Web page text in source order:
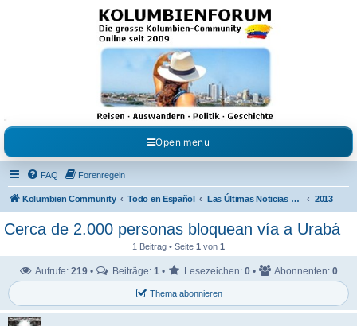
Kolumbienforum - Das
grosse Forum der
Freunde Kolumbiens
Reisen, Auswandern, Kultur, Politik, Geschichte und Visum in Kolumbien und Venezuela.
Austausch, Erfahrungen und Gemeinschaft im Kolumbienforum
Open menu
FAQ Forenregeln
Kolumbien Community Todo en Español Las Últimas Noticias en Español 2013
Cerca de 2.000 personas bloquean vía a Urabá
1 Beitrag • Seite 1 von 1
Thema abonnieren
Aufrufe: 219 • Beiträge: 1 • Lesezeichen: 0 • Abonnenten: 0